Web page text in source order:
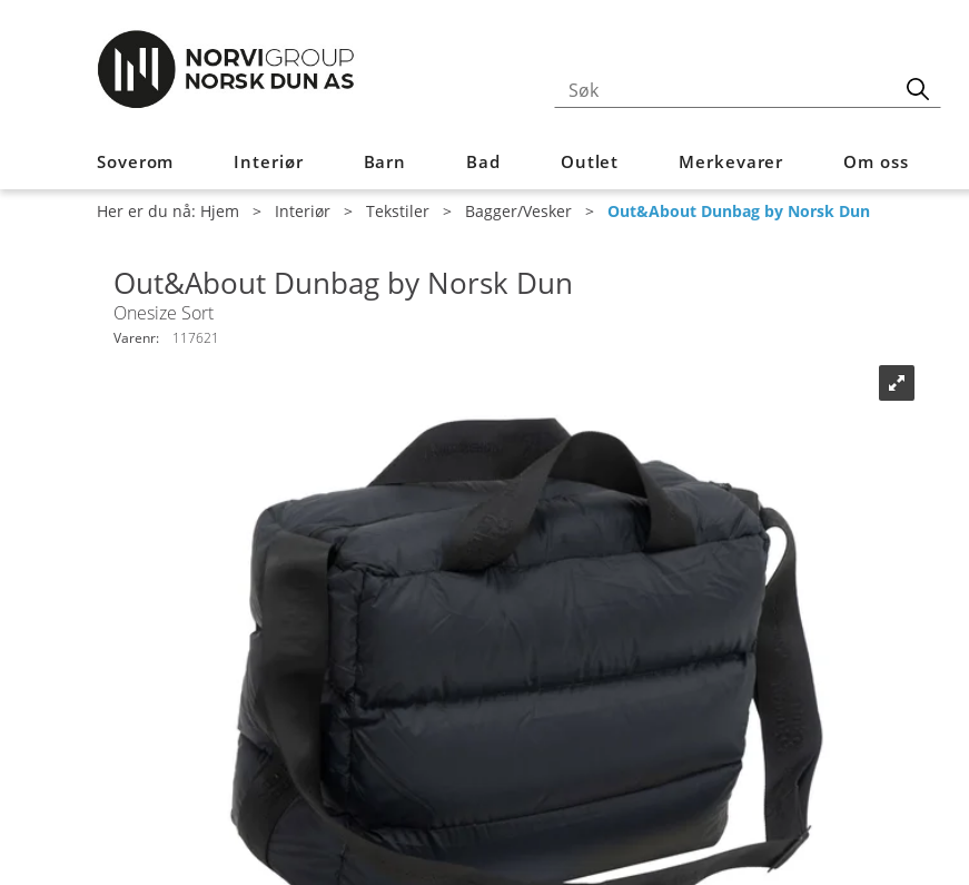
Soverom Interiør Barn Bad Outlet Merkevarer Om oss
Her er du nå: Hjem > Interiør > Tekstiler > Bagger/Vesker > Out&About Dunbag by Norsk Dun
Out&About Dunbag by Norsk Dun
Onesize Sort
Varenr: 117621